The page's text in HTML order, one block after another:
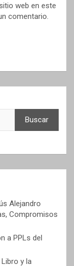
web en este
comentario.
Buscar
Alejandro
Compromisos
a PPLs del
y la